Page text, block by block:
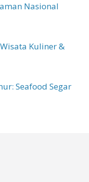
Nasional
Kuliner &
Seafood Segar